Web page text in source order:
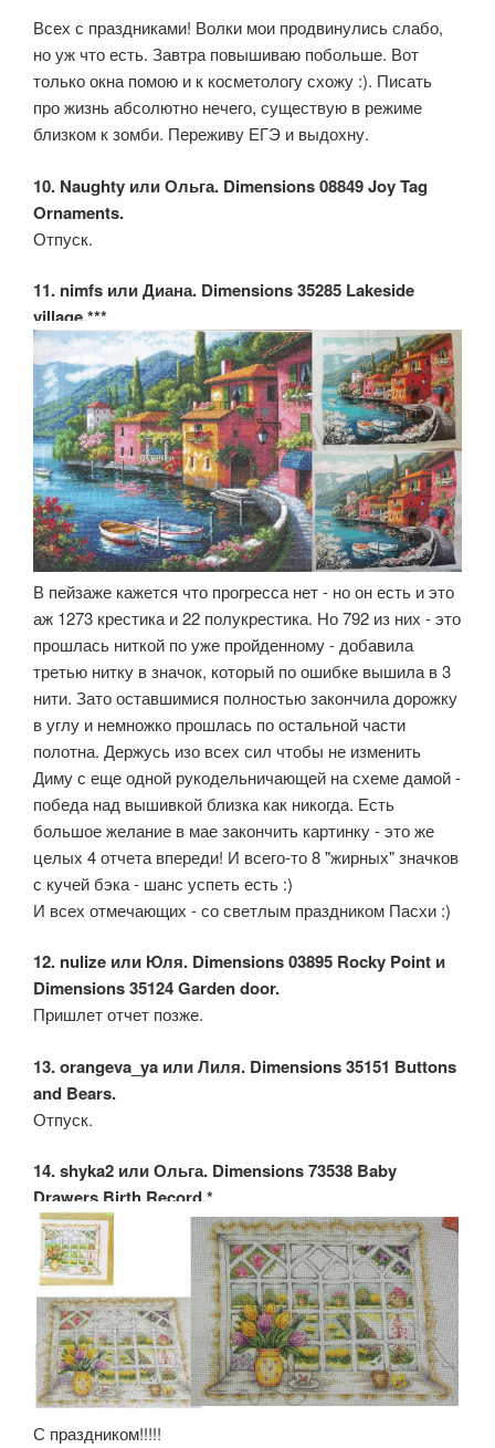
Всех с праздниками! Волки мои продвинулись слабо,
но уж что есть. Завтра повышиваю побольше. Вот
только окна помою и к косметологу схожу :). Писать
про жизнь абсолютно нечего, существую в режиме
близком к зомби. Переживу ЕГЭ и выдохну.
10. Naughty или Ольга. Dimensions 08849 Joy Tag
Ornaments.
Отпуск.
11. nimfs или Диана. Dimensions 35285 Lakeside
village.***
В пейзаже кажется что прогресса нет - но он есть и это
аж 1273 крестика и 22 полукрестика. Но 792 из них - это
прошлась ниткой по уже пройденному - добавила
третью нитку в значок, который по ошибке вышила в 3
нити. Зато оставшимися полностью закончила дорожку
в углу и немножко прошлась по остальной части
полотна. Держусь изо всех сил чтобы не изменить
Диму с еще одной рукодельничающей на схеме дамой -
победа над вышивкой близка как никогда. Есть
большое желание в мае закончить картинку - это же
целых 4 отчета впереди! И всего-то 8 "жирных" значков
с кучей бэка - шанс успеть есть :)
И всех отмечающих - со светлым праздником Пасхи :)
12. nulize или Юля. Dimensions 03895 Rocky Point и
Dimensions 35124 Garden door.
Пришлет отчет позже.
13. orangeva_ya или Лиля. Dimensions 35151 Buttons
and Bears.
Отпуск.
14. shyka2 или Ольга. Dimensions 73538 Baby
Drawers Birth Record.*
С праздником!!!!!